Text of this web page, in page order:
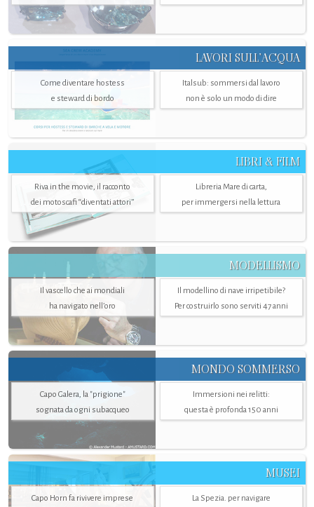
LAVORI SULL’ACQUA
Come diventare hostess
e steward di bordo
Italsub: sommersi dal lavoro
non è solo un modo di dire
LIBRI & FILM
Riva in the movie, il racconto
dei motoscafi “diventati attori”
Libreria Mare di carta,
per immergersi nella lettura
MODELLISMO
Il vascello che ai mondiali
ha navigato nell’oro
Il modellino di nave irripetibile?
Per costruirlo sono serviti 47 anni
MONDO SOMMERSO
Capo Galera, la "prigione"
sognata da ogni subacqueo
Immersioni nei relitti:
questa è profonda 150 anni
MUSEI
Capo Horn fa rivivere imprese
La Spezia. per navigare